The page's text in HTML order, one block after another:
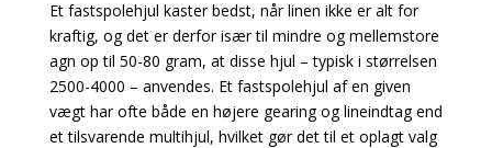
Et fastspolehjul kaster bedst, når linen ikke er alt for
kraftig, og det er derfor især til mindre og mellemstore
agn op til 50-80 gram, at disse hjul – typisk i størrelsen
2500-4000 – anvendes. Et fastspolehjul af en given
vægt har ofte både en højere gearing og lineindtag end
et tilsvarende multihjul, hvilket gør det til et oplagt valg